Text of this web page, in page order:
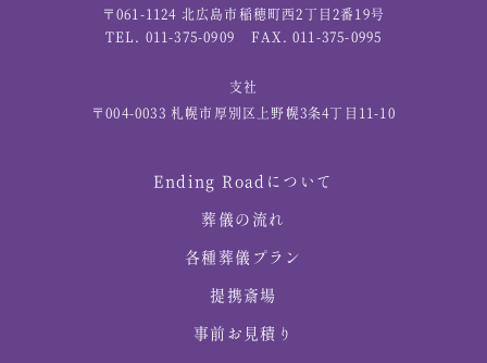
〒061-1124 北広島市稲穂町西2丁目2番19号
TEL. 011-375-0909
FAX. 011-375-0995
支社
〒004-0033 札幌市厚別区上野幌3条4丁目11-10
Ending Roadについて
葬儀の流れ
各種葬儀プラン
提携斎場
事前お見積り